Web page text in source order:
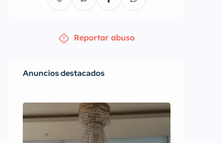
Reportar abuso
Anuncios destacados